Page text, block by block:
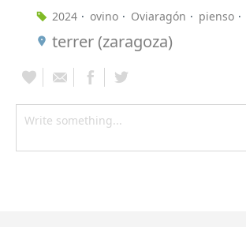
2024
ovino Oviaragón pienso
terrer (zaragoza)